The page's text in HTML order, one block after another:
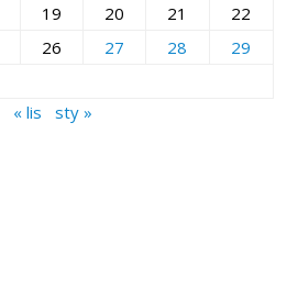
19 20 21
22
26 27 28
29
« lis
sty »